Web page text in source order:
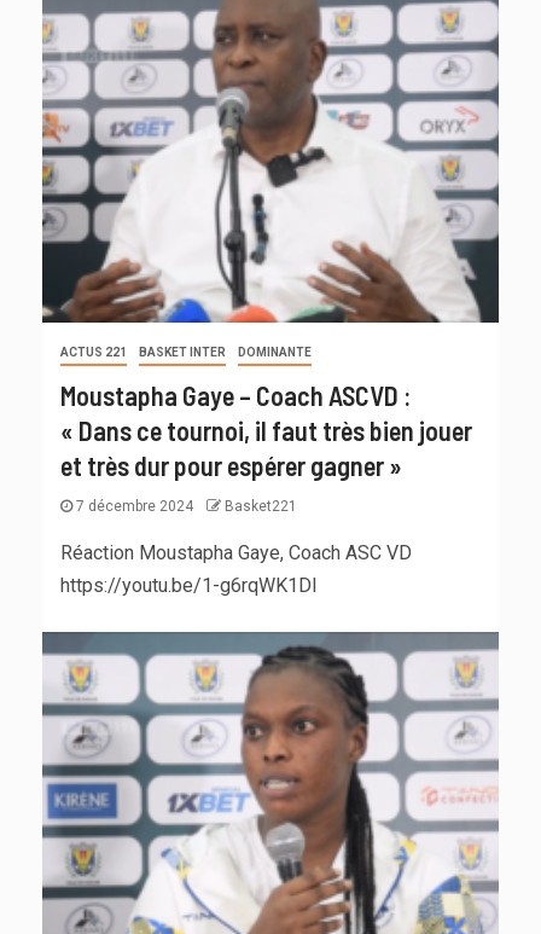
ACTUS 221 BASKET INTER DOMINANTE
Moustapha Gaye – Coach ASCVD :
« Dans ce tournoi, il faut très bien jouer
et très dur pour espérer gagner »
7 décembre 2024 Basket221
Réaction Moustapha Gaye, Coach ASC VD
https://youtu.be/1-g6rqWK1DI